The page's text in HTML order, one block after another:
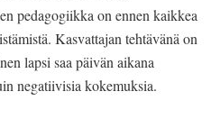
pedagogiikka on ennen kaikkea
Kasvattajan tehtävänä on
lapsi saa päivän aikana
negatiivisia kokemuksia.